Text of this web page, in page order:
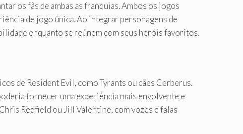
os fãs de ambas as franquias. Ambos os jogos
de jogo única. Ao integrar personagens de
enquanto se reúnem com seus heróis favoritos.
de Resident Evil, como Tyrants ou cães Cerberus.
fornecer uma experiência mais envolvente e
Redfield ou Jill Valentine, com vozes e falas